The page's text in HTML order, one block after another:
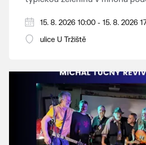
Swingalia.
Vstup volný.
15. 8. 2026 10:00 - 15. 8. 2026
ulice U Tržiště